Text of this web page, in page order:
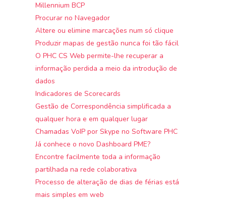
Millennium BCP
Procurar no Navegador
Altere ou elimine marcações num só clique
Produzir mapas de gestão nunca foi tão fácil
O PHC CS Web permite-lhe recuperar a
informação perdida a meio da introdução de
dados
Indicadores de Scorecards
Gestão de Correspondência simplificada a
qualquer hora e em qualquer lugar
Chamadas VoIP por Skype no Software PHC
Já conhece o novo Dashboard PME?
Encontre facilmente toda a informação
partilhada na rede colaborativa
Processo de alteração de dias de férias está
mais simples em web